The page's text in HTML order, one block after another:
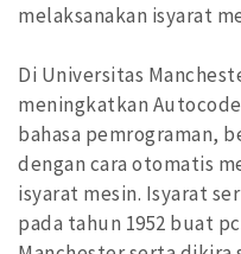
melaksanakan isyarat
Di Universitas
meningkatkan
bahasa pemrograman,
dengan cara otomatis
isyarat mesin. Isyarat
pada tahun 1952 buat